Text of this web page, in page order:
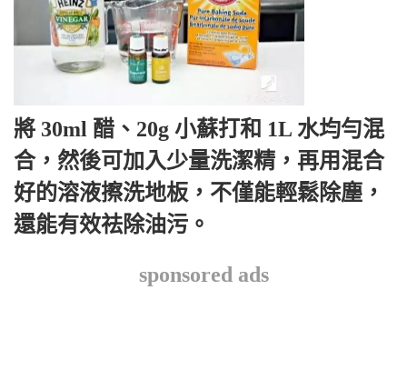
將 30ml 醋、20g 小蘇打和 1L 水均勻混
合，然後可加入少量洗潔精，再用混合
好的溶液擦洗地板，不僅能輕鬆除塵，
還能有效祛除油污。
sponsored ads